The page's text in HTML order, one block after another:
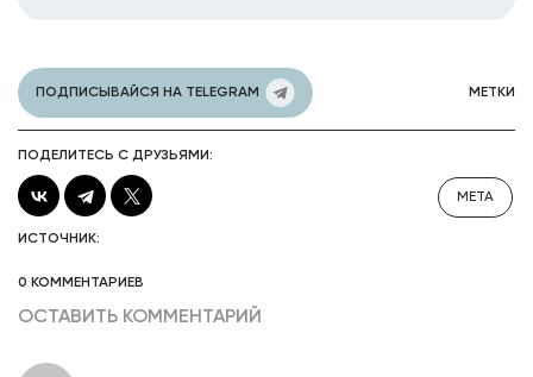
ПОДПИСЫВАЙСЯ НА TELEGRAM МЕТКИ
ПОДЕЛИТЕСЬ С ДРУЗЬЯМИ:
META
ИСТОЧНИК:
0 КОММЕНТАРИЕВ
ОСТАВИТЬ КОММЕНТАРИЙ